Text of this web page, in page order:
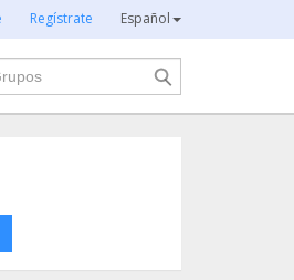
Regístrate Español